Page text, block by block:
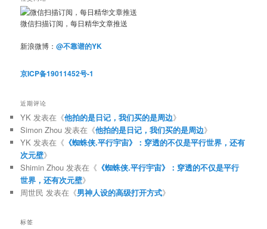
微信扫描订阅，每日精华文章推送
新浪微博：@不靠谱的YK
京ICP备19011452号-1
近期评论
YK 发表在《他拍的是日记，我们买的是周边》
Simon Zhou 发表在《他拍的是日记，我们买的是周边》
YK 发表在《 《蜘蛛侠.平行宇宙》：穿透的不仅是平行世界，还有
次元壁》
Shimin Zhou 发表在《 《蜘蛛侠.平行宇宙》：穿透的不仅是平行
世界，还有次元壁》
周世民 发表在《男神人设的高级打开方式》
标签